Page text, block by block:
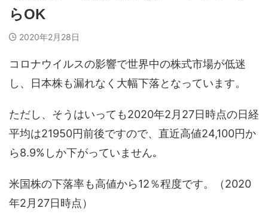
らOK
2020年2月28日
コロナウイルスの影響で世界中の株式市場が低迷
し、日本株も漏れなく大幅下落となっています。
ただし、そうはいっても2020年2月27日時点の日経
平均は21950円前後ですので、直近高値24,100円か
ら8.9%しか下がっていません｡
米国株の下落率も高値から12％程度です。（2020
年2月27日時点）